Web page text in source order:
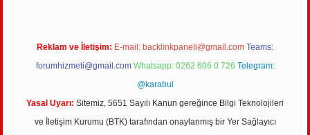
Reklam ve İletişim: E-mail: backlinkpaneli@gmail.com Teams:
forumhizmeti@gmail.com Whatsapp: 0262 606 0 726 Telegram:
@karabul
Yasal Uyarı: Sitemiz, 5651 Sayılı Kanun gereğince Bilgi Teknolojileri
ve İletişim Kurumu (BTK) tarafından onaylanmış bir Yer Sağlayıcı